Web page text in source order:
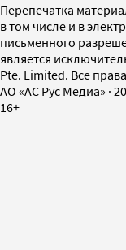
Перепечатка
в том числе и в
письменного
является
Pte. Limited. Все
AO «АС Рус Медиа» ·
16+